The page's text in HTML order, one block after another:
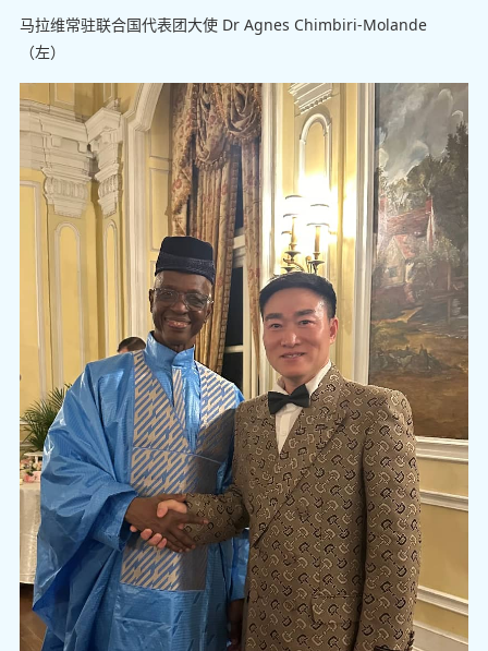
马拉维常驻联合国代表团大使 Dr Agnes Chimbiri-Molande
（左）